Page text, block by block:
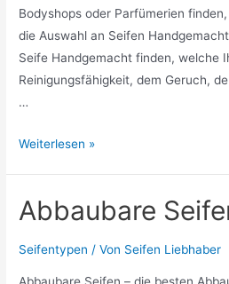
Bodyshops oder Parfümerien
die Auswahl an Seifen
Seife Handgemacht finden, welche
Reinigungsfähigkeit, dem Geruch,
…
Seifen
Weiterlesen »
Abbaubare
Seifentypen / Von Seifen Liebhaber
Abbaubare Seifen – die besten